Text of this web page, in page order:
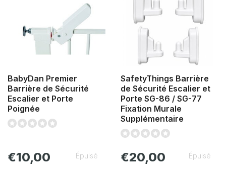
BabyDan Premier
Barrière de Sécurité
Escalier et Porte
Poignée
€10,00 Épuisé
SafetyThings Barrière
de Sécurité Escalier et
Porte SG-86 / SG-77
Fixation Murale
Supplémentaire
€20,00 Épuisé